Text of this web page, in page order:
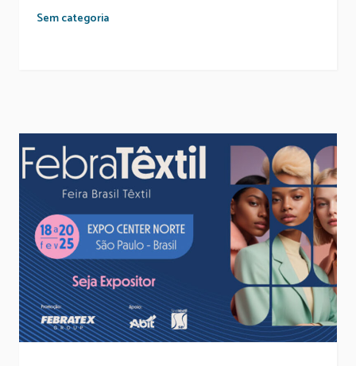
Sem categoria